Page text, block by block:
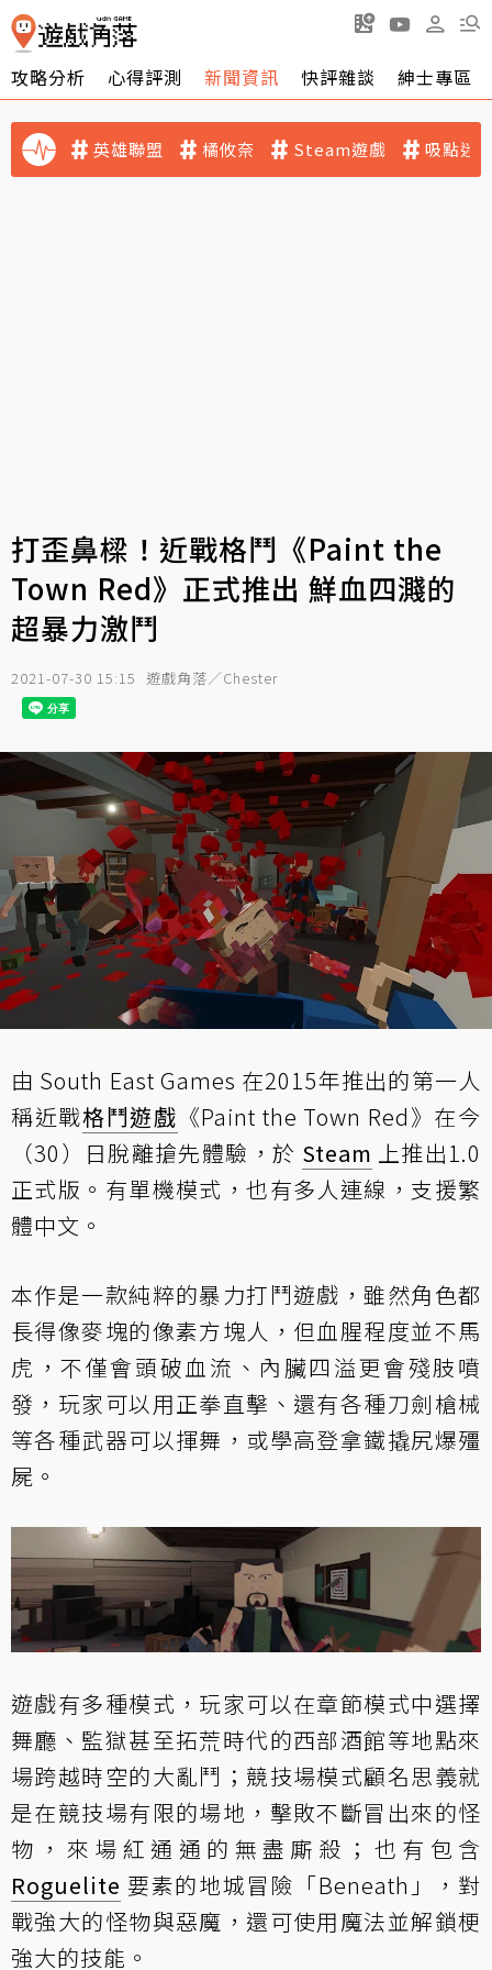
攻略分析 心得評測 新聞資訊 快評雜談 紳士專區
英雄聯盟 橘攸奈 Steam遊戲 吸點迷
打歪鼻樑！近戰格鬥《Paint the
Town Red》正式推出 鮮血四濺的
超暴力激鬥
2021-07-30 15:15 遊戲角落／Chester
由 South East Games 在2015年推出的第一人
稱近戰格鬥遊戲 《Paint the Town Red》在今
（30）日脫離搶先體驗，於 Steam 上推出1.0
正式版。有單機模式，也有多人連線，支援繁
體中文。
本作是一款純粹的暴力打鬥遊戲，雖然角色都
長得像麥塊的像素方塊人，但血腥程度並不馬
虎，不僅會頭破血流、內臟四溢更會殘肢噴
發，玩家可以用正拳直擊、還有各種刀劍槍械
等各種武器可以揮舞，或學高登拿鐵撬尻爆殭
屍。
遊戲有多種模式，玩家可以在章節模式中選擇
舞廳、監獄甚至拓荒時代的西部酒館等地點來
場跨越時空的大亂鬥；競技場模式顧名思義就
是在競技場有限的場地，擊敗不斷冒出來的怪
物，來場紅通通的無盡廝殺；也有包含
Roguelite 要素的地城冒險「Beneath」，對
戰強大的怪物與惡魔，還可使用魔法並解鎖梗
強大的技能。